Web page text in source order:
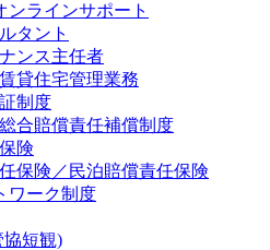
ンラインサポート
タント
ンス主任者
貸住宅管理業務
制度
合賠償責任補償制度
険
保険／民泊賠償責任保険
ワーク制度
協短観)